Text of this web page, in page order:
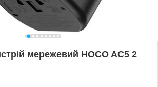
мережевий HOCO AC5 2